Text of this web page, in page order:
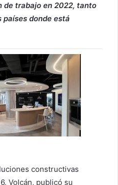
de trabajo en 2022, tanto
países donde está
constructivas
Volcán, publicó su